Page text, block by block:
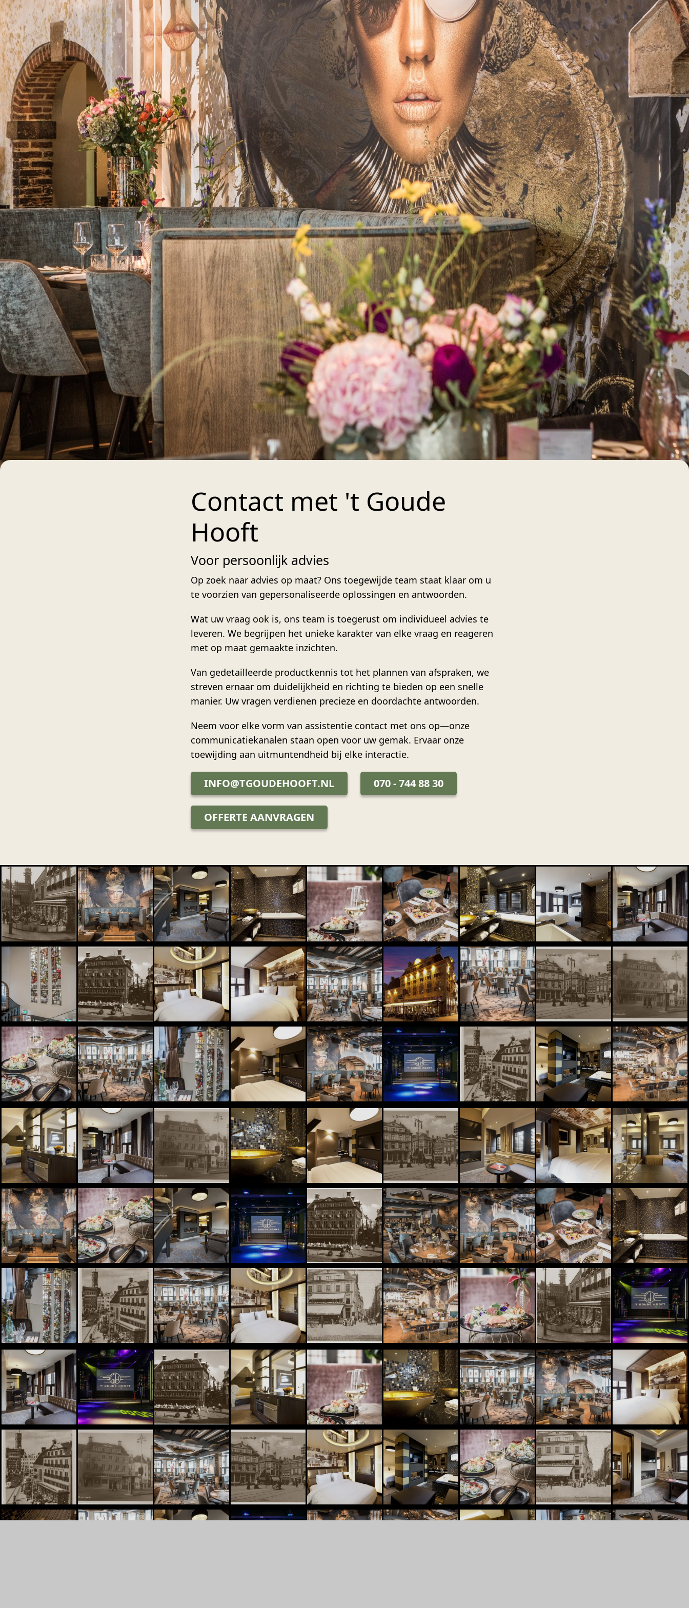
Contact met 't Goude
Hooft
Voor persoonlijk advies
Op zoek naar advies op maat? Ons toegewijde team staat klaar om u
te voorzien van gepersonaliseerde oplossingen en antwoorden.
Wat uw vraag ook is, ons team is toegerust om individueel advies te
leveren. We begrijpen het unieke karakter van elke vraag en reageren
met op maat gemaakte inzichten.
Van gedetailleerde productkennis tot het plannen van afspraken, we
streven ernaar om duidelijkheid en richting te bieden op een snelle
manier. Uw vragen verdienen precieze en doordachte antwoorden.
Neem voor elke vorm van assistentie contact met ons op—onze
communicatiekanalen staan open voor uw gemak. Ervaar onze
toewijding aan uitmuntendheid bij elke interactie.
INFO@TGOUDEHOOFT.NL 070 - 744 88 30
OFFERTE AANVRAGEN